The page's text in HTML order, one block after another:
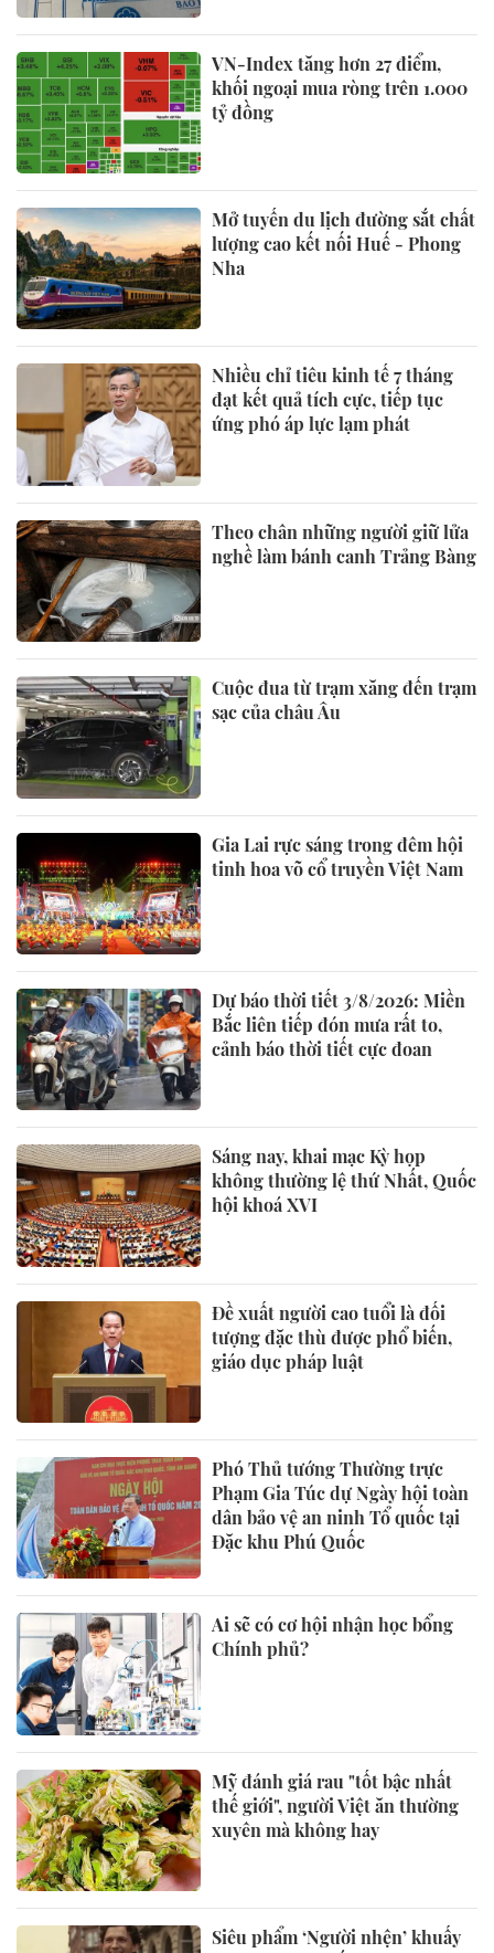
VN-Index tăng hơn 27 điểm,
khối ngoại mua ròng trên 1.000
tỷ đồng
Mở tuyến du lịch đường sắt chất
lượng cao kết nối Huế - Phong
Nha
Nhiều chỉ tiêu kinh tế 7 tháng
đạt kết quả tích cực, tiếp tục
ứng phó áp lực lạm phát
Theo chân những người giữ lửa
nghề làm bánh canh Trảng Bàng
Cuộc đua từ trạm xăng đến trạm
sạc của châu Âu
Gia Lai rực sáng trong đêm hội
tinh hoa võ cổ truyền Việt Nam
Dự báo thời tiết 3/8/2026: Miền
Bắc liên tiếp đón mưa rất to,
cảnh báo thời tiết cực đoan
Sáng nay, khai mạc Kỳ họp
không thường lệ thứ Nhất, Quốc
hội khoá XVI
Đề xuất người cao tuổi là đối
tượng đặc thù được phổ biến,
giáo dục pháp luật
Phó Thủ tướng Thường trực
Phạm Gia Túc dự Ngày hội toàn
dân bảo vệ an ninh Tổ quốc tại
Đặc khu Phú Quốc
Ai sẽ có cơ hội nhận học bổng
Chính phủ?
Mỹ đánh giá rau "tốt bậc nhất
thế giới", người Việt ăn thường
xuyên mà không hay
Siêu phẩm ‘Người nhện’ khuấy